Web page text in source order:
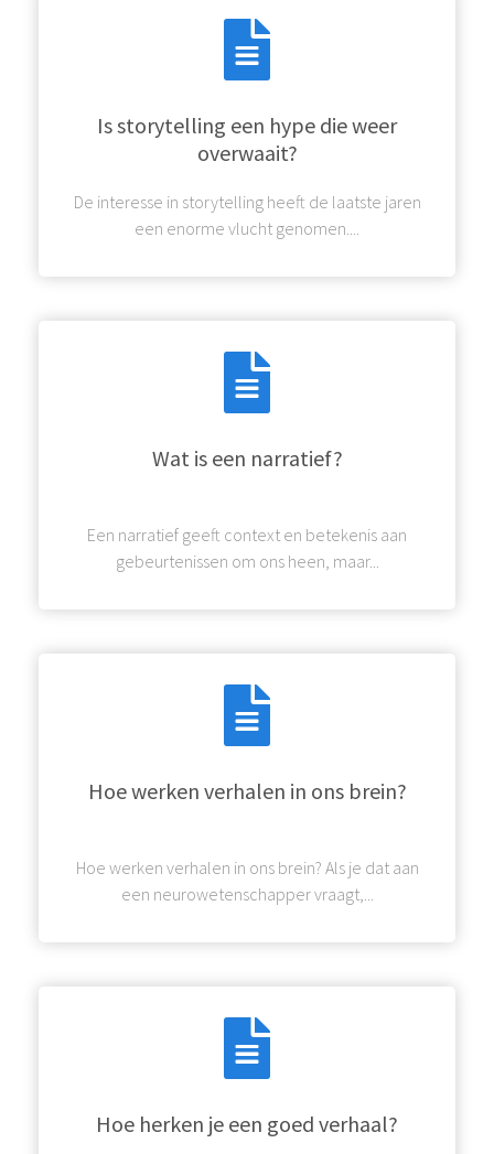
Is storytelling een hype die weer
overwaait?
De interesse in storytelling heeft de laatste jaren
een enorme vlucht genomen....
Wat is een narratief?
Een narratief geeft context en betekenis aan
gebeurtenissen om ons heen, maar...
Hoe werken verhalen in ons brein?
Hoe werken verhalen in ons brein? Als je dat aan
een neurowetenschapper vraagt,...
Hoe herken je een goed verhaal?